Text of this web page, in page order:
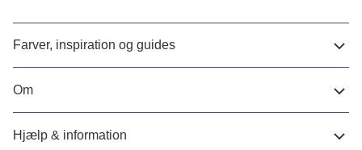
Farver, inspiration og guides
Om
Hjælp & information